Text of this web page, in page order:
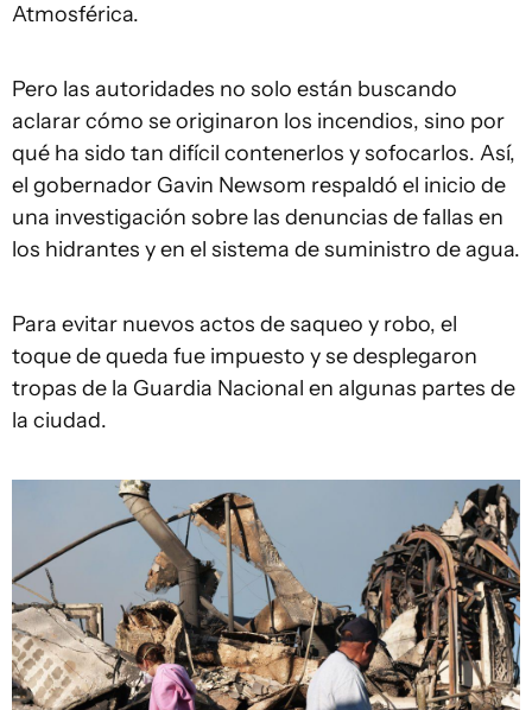
Atmosférica.
Pero las autoridades no solo están buscando
aclarar cómo se originaron los incendios, sino por
qué ha sido tan difícil contenerlos y sofocarlos. Así,
el gobernador Gavin Newsom respaldó el inicio de
una investigación sobre las denuncias de fallas en
los hidrantes y en el sistema de suministro de agua.
Para evitar nuevos actos de saqueo y robo, el
toque de queda fue impuesto y se desplegaron
tropas de la Guardia Nacional en algunas partes de
la ciudad.